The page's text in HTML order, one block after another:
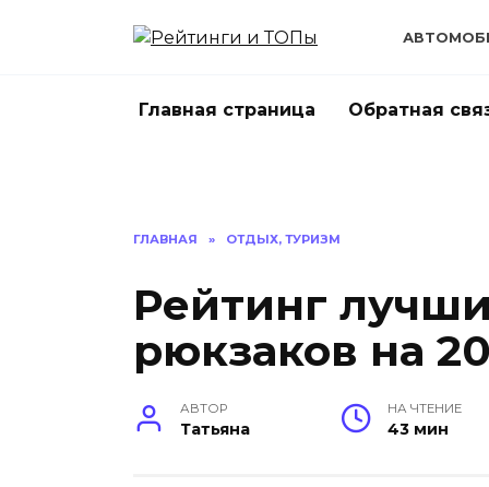
Главная страница Обратная
ГЛАВНАЯ » ОТДЫХ, ТУРИЗМ
Рейтинг
рюкзаков на
АВТОР
Татьяна
НА ЧТЕНИЕ
43 мин